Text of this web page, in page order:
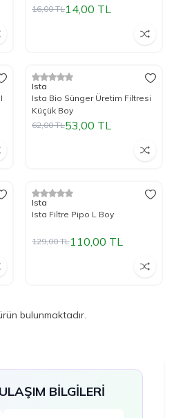
16,00TL14,00 TL
%15İndirim
Ista
Ista Bio Sünger Üretim Filtresi
Küçük Boy
62,00TL53,00 TL
%15İndirim
Ista
Ista Filtre Pipo L Boy
129,00TL110,00 TL
bulunmaktadır.
BİLGİLERİ